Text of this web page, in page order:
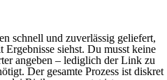
schnell und zuverlässig geliefert,
Ergebnisse siehst. Du musst keine
angeben – lediglich der Link zu
Der gesamte Prozess ist diskret